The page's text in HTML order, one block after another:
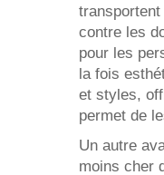
contre les
pour les
la fois
et styles,
permet de
Un autre
moins cher